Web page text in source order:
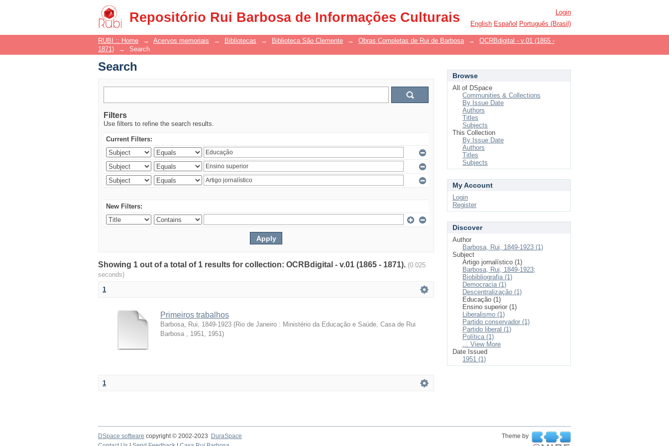
Repositório Rui Barbosa de Informações Culturais
Search
Login
English Español Português (Brasil)
RUBI :: Home → Acervos memoriais → Bibliotecas → Biblioteca São Clemente → Obras Completas de Rui de Barbosa →
OCRBdigital - v.01 (1865 -
1871)
→ Search
Search
Filters
Use filters to refine the search results.
Current Filters:
New Filters:
Showing 1 out of a total of 1 results for collection: OCRBdigital - v.01 (1865 - 1871). (0.025
seconds)
1
Primeiros trabalhos
Barbosa, Rui, 1849-1923 (Rio de Janeiro : Ministério da Educação e Saúde, Casa de Rui
Barbosa , 1951, 1951)
1
Browse
All of DSpace
Communities & Collections
By Issue Date
Authors
Titles
Subjects
This Collection
By Issue Date
Authors
Titles
Subjects
My Account
Login
Register
Discover
Author
Barbosa, Rui, 1849-1923 (1)
Subject
Artigo jornalístico (1)
Barbosa, Rui, 1849-1923;
Biobibliografia (1)
Democracia (1)
Descentralização (1)
Educação (1)
Ensino superior (1)
Liberalismo (1)
Partido conservador (1)
Partido liberal (1)
Política (1)
... View More
Date Issued
1951 (1)
DSpace software copyright © 2002-2023 DuraSpace
Theme by